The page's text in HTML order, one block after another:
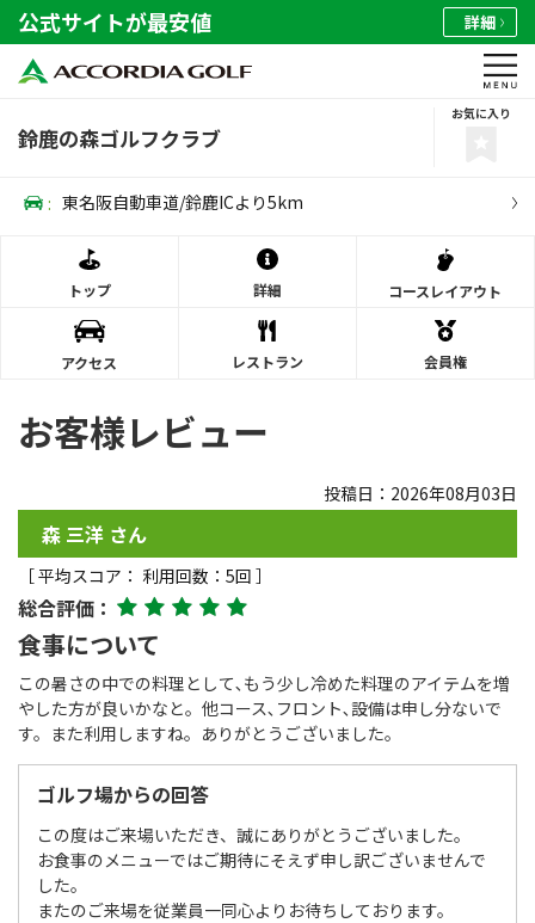
公式サイトが最安値 詳細
鈴鹿の森ゴルフクラブ
お気に入り
: 東名阪自動車道/鈴鹿ICより5km
トップ 詳細 コースレイアウト
アクセス レストラン 会員権
お客様レビュー
森 三洋 さん
［ 平均スコア： 利用回数：5回 ］
投稿日：2026年08月03日
総合評価：
食事について
この暑さの中での料理として､もう少し冷めた料理のアイテムを増
やした方が良いかなと。他コース､フロント､設備は申し分ないで
す。また利用しますね。ありがとうございました。
ゴルフ場からの回答
この度はご来場いただき、誠にありがとうございました。
お食事のメニューではご期待にそえず申し訳ございませんで
した。
またのご来場を従業員一同心よりお待ちしております。